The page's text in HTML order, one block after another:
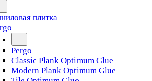
плитка
Pergo
Classic Plank Optimum Glue
Modern Plank Optimum Glue